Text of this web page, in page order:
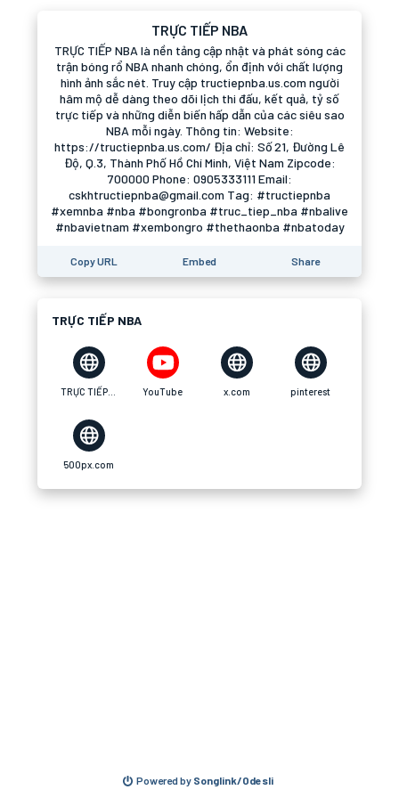
TRỰC TIẾP NBA
TRỰC TIẾP NBA là nền tảng cập nhật và phát sóng các
trận bóng rổ NBA nhanh chóng, ổn định với chất lượng
hình ảnh sắc nét. Truy cập tructiepnba.us.com người
hâm mộ dễ dàng theo dõi lịch thi đấu, kết quả, tỷ số
trực tiếp và những diễn biến hấp dẫn của các siêu sao
NBA mỗi ngày. Thông tin: Website:
https://tructiepnba.us.com/ Địa chỉ: Số 21, Đường Lê
Độ, Q.3, Thành Phố Hồ Chí Minh, Việt Nam Zipcode:
700000 Phone: 0905333111 Email:
cskhtructiepnba@gmail.com Tag: #tructiepnba
#xemnba #nba #bongronba #truc_tiep_nba #nbalive
#nbavietnam #xembongro #thethaonba #nbatoday
Copy URL Embed Share
TRỰC TIẾP NBA
YouTube x.com pinterest
500px.com
Powered by Songlink/Odesli